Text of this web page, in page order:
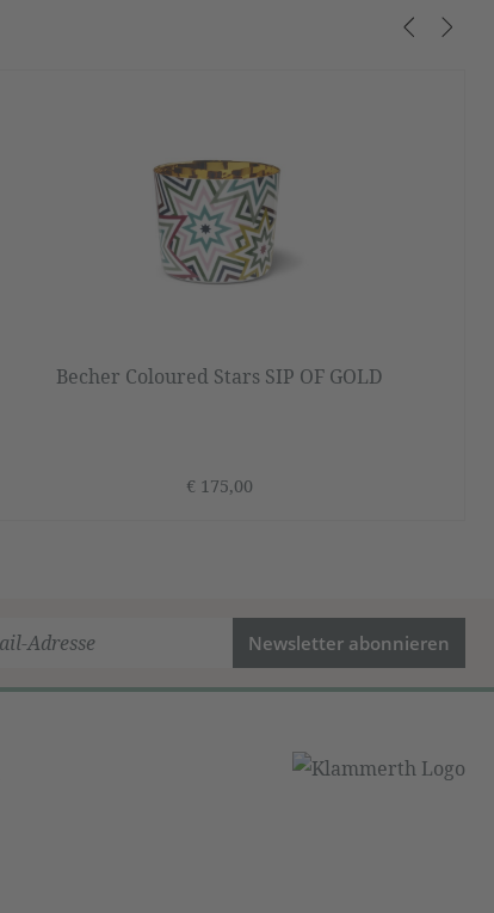
Becher Coloured Stars SIP OF GOLD
€ 175,00
Newsletter abonnieren